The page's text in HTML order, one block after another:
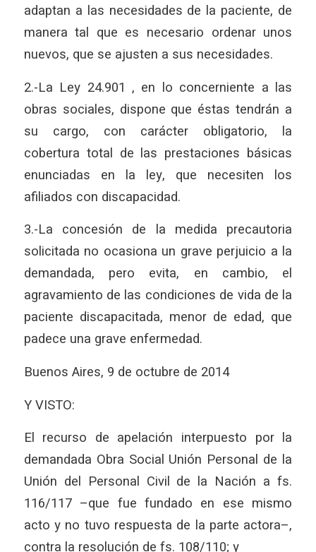
adaptan a las necesidades de la paciente, de
manera tal que es necesario ordenar unos
nuevos, que se ajusten a sus necesidades.
2.-La Ley 24.901 , en lo concerniente a las
obras sociales, dispone que éstas tendrán a
su cargo, con carácter obligatorio, la
cobertura total de las prestaciones básicas
enunciadas en la ley, que necesiten los
afiliados con discapacidad.
3.-La concesión de la medida precautoria
solicitada no ocasiona un grave perjuicio a la
demandada, pero evita, en cambio, el
agravamiento de las condiciones de vida de la
paciente discapacitada, menor de edad, que
padece una grave enfermedad.
Buenos Aires, 9 de octubre de 2014
Y VISTO:
El recurso de apelación interpuesto por la
demandada Obra Social Unión Personal de la
Unión del Personal Civil de la Nación a fs.
116/117 –que fue fundado en ese mismo
acto y no tuvo respuesta de la parte actora–,
contra la resolución de fs. 108/110; y